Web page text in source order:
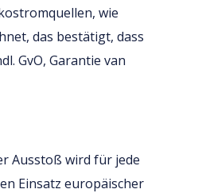
wie
das bestätigt, dass
GvO, Garantie van
Ausstoß wird für jede
Einsatz europäischer